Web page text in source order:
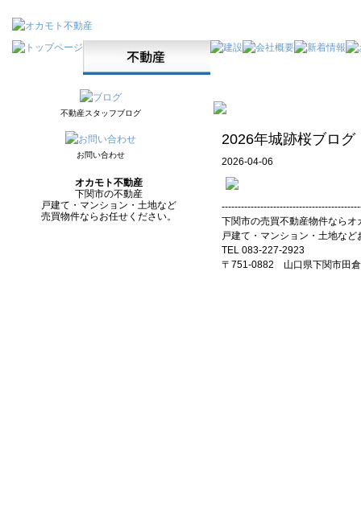
2026年城跡桜ブログ
2026-04-06
下関市の売買不動産物件ならオ
戸建て・マンション・土地な
TEL 083-227-2923
〒751-0882 山口県下関市田
不動産スタッフブログ
お問い合わせ
オカモト不動産
下関市の不動産
戸建て・マンション・土地など
売買物件ならお任せください。